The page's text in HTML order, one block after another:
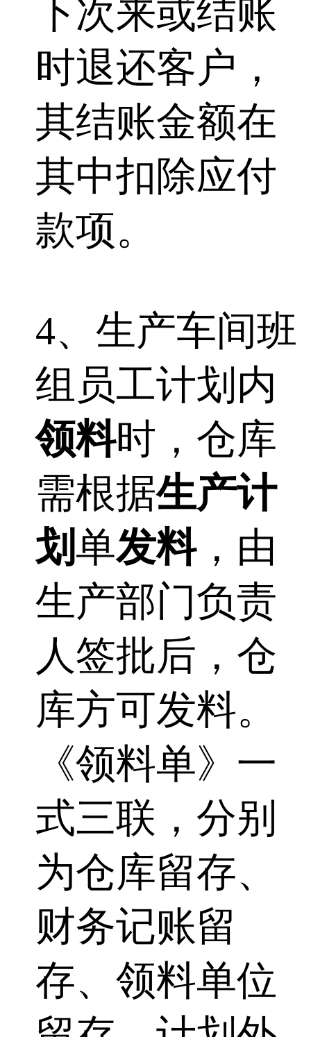
下次来或结账
时退还客户，
其结账金额在
其中扣除应付
款项。
4、生产车间班
组员工计划内
领料时，仓库
需根据生产计
划 单发料，由
生产部门负责
人签批后，仓
库方可发料。
《领料单》一
式三联，分别
为仓库留存、
财务记账留
存、领料单位